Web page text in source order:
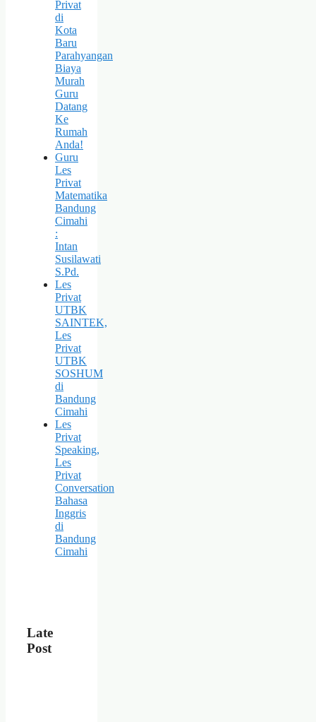
Privat
di
Kota
Baru
Parahyangan
Biaya
Murah
Guru
Datang
Ke
Rumah
Anda!
Guru
Les
Privat
Matematika
Bandung
Cimahi
:
Intan
Susilawati
S.Pd.
Les
Privat
UTBK
SAINTEK,
Les
Privat
UTBK
SOSHUM
di
Bandung
Cimahi
Les
Privat
Speaking,
Les
Privat
Conversation
Bahasa
Inggris
di
Bandung
Cimahi
Late
Post